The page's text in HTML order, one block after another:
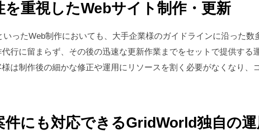
を重視したWebサイト制作・更新
いったWeb制作においても、大手企業様のガイドラインに沿った数
行に留まらず、その後の迅速な更新作業までをセットで提供する
は制作後の細かな修正や運用にリソースを割く必要がなくなり、
件にも対応できるGridWorld独自の